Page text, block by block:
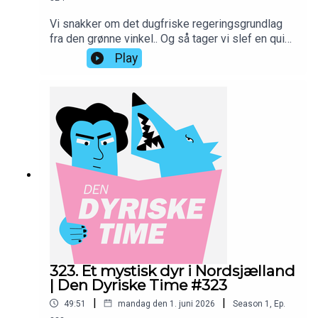
Vi snakker om det dugfriske regeringsgrundlag
fra den grønne vinkel.. Og så tager vi slef en quiz
til sidst.—Skriv jer op på www.10er.dk og støt
programmet med en lille donation, så ville vi være
https://10er.dk/dendyrisketime—IG:
instagram.com/dendyrisketimeMBK:
instagram.com/kallebkimAH:
instagram.com/alexanderholmdk—Produceret hos
PodAmok STUDIOGrafik af Rikke Blicher //
instagram.com/rblicher/Musik af Rasmus Voss //
instagram.com/fantastic_mr_voss/—
Play
323. Et mystisk dyr i Nordsjælland
| Den Dyriske Time #323
49:51 | mandag den 1. juni 2026 | Season 1
Ep.